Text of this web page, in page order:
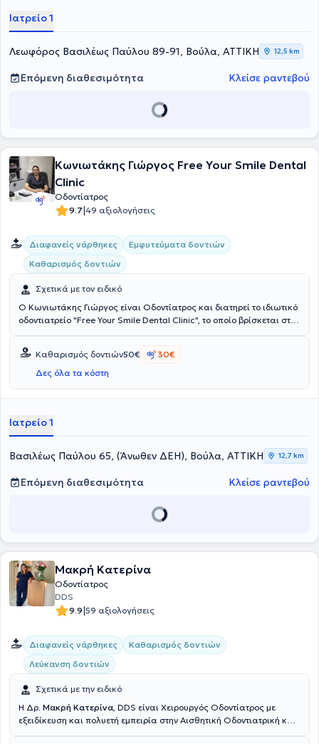
Ιατρείο 1
Λεωφόρος Βασιλέως Παύλου 89-91, Βούλα, ΑΤΤΙΚΗ 12,5 km
Επόμενη διαθεσιμότητα Κλείσε ραντεβού
Κωνιωτάκης Γιώργος Free Your Smile Dental
Clinic
Οδοντίατρος
9.7|49 αξιολογήσεις
Διαφανείς νάρθηκες
Εμφυτεύματα δοντιών
Καθαρισμός δοντιών
Σχετικά με τον ειδικό
Ο Κωνιωτάκης Γιώργος είναι Οδοντίατρος και διατηρεί το ιδιωτικό
οδοντιατρείο "Free Your Smile Dental Clinic", το οποίο βρίσκεται στην
Πανεπιστήμιο Ιατρικής και Φαρμακευτικής "Grigore T. Popa" της
Ρουμανίας και έπειτα εξειδικεύτηκε στην εμφύτευση δοντιών. Μέχρι
και σήμερα έχει αναλάβει 700 περιστατικά εμφυτευμάτων, έχοντας
χρόνια είναι εξωτερικός συνεργάτης του Οδοντιατρείου Φρουράς
Κλινικής Οδοντιατρικής. Στο ιδιωτικό του ιατρείο προσφέρει πλήθος
υπηρεσιών, εξατομικευμένες για τις ανάγκες εκάστοτε ασθενούς.
Καθαρισμός δοντιών50€
30€
Δες όλα τα κόστη
Ιατρείο 1
Βασιλέως Παύλου 65, (Άνωθεν ΔΕΗ), Βούλα, ΑΤΤΙΚΗ 12,7 km
Επόμενη διαθεσιμότητα Κλείσε ραντεβού
Μακρή Κατερίνα
Οδοντίατρος
DDS
9.9|59 αξιολογήσεις
Διαφανείς νάρθηκες
Καθαρισμός δοντιών
Λεύκανση δοντιών
Σχετικά με την ειδικό
Η Δρ. Μακρή Κατερίνα, DDS είναι Χειρουργός Οδοντίατρος με
εξειδίκευση και πολυετή εμπειρία στην Αισθητική Οδοντιατρική και